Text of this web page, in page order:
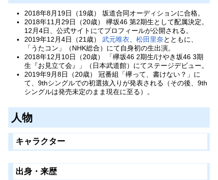
2018年8月19日（19歳） 坂道合同オーディションに合格。
2018年11月29日（20歳） 欅坂46 第2期生として配属決定。
12月4日、公式サイトにてプロフィールが公開される。
2019年12月4日（21歳） 武元唯衣、 松田里奈とともに、
「うたコン」（NHK総合）にて自身初の生出演。
2018年12月10日（20歳） 「欅坂46 2期生/けやき坂46 3期
生『お見立て会』」（日本武道館）にてステージデビュー。
2019年9月8日（20歳） 冠番組「欅って、書けない？」に
て、9thシングルでの初選抜入りが発表される（その後、9th
シングルは発売未定のまま現在に至る）。
人物
キャラクター
出身・来歴